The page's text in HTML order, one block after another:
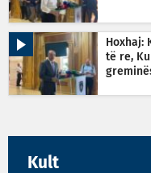
Hoxhaj:
të re,
Kult